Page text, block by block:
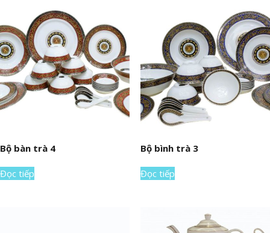
Bộ bàn trà 4
Đọc tiếp
Bộ bình trà 3
Đọc tiếp